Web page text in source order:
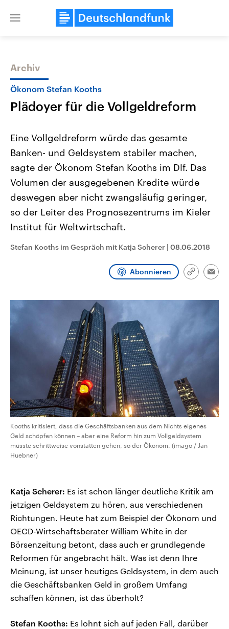
Close
Themen
Landtagswahl Sachsen-Anhalt
2026
Alle Informationen
Sachsen-Anhalt wählt am 6.
September 2026 einen neuen
Landtag. Seit 2021 wird das
Bundesland von einer Koalition aus
Umfragen, Prognosen,
Wahlprogramme, aktuelle Berichte
und Kandidaten der anstehenden
USA
Aktuelle Beiträge,
Hintergründe
Wirtschaftlich und
gehören die Vereinigten
Archiv
Ökonom Stefan Kooths
Plädoyer für die Vollgeldreform
Eine Vollgeldreform würde das gesamte
Banken- und Geldsystem stabiler machen,
sagte der Ökonom Stefan Kooths im Dlf. Das
Volumen der ausgegebenen Kredite würde
deswegen aber nicht zwangsläufig geringer,
so der Leiter des Prognosezentrums im Kieler
Institut für Weltwirtschaft.
Stefan Kooths im Gespräch mit Katja Scherer | 08.06.2018
Abonnieren
Link
Kooths kritisiert, dass die Geschäftsbanken aus dem Nichts eigenes
Geld schöpfen können – aber eine Reform hin zum Vollgeldsystem
müsste schrittweise vonstatten gehen, so der Ökonom. (imago / Jan
Huebner)
Katja Scherer: Es ist schon länger deutliche Kritik am
jetzigen Geldsystem zu hören, aus verschiedenen
Richtungen. Heute hat zum Beispiel der Ökonom und
OECD-Wirtschaftsberater William White in der
Börsenzeitung betont, dass auch er grundlegende
Reformen für angebracht hält. Was ist denn Ihre
Meinung, ist unser heutiges Geldsystem, in dem auch
die Geschäftsbanken Geld in großem Umfang
schaffen können, ist das überholt?
Stefan Kooths: Es lohnt sich auf jeden Fall, darüber